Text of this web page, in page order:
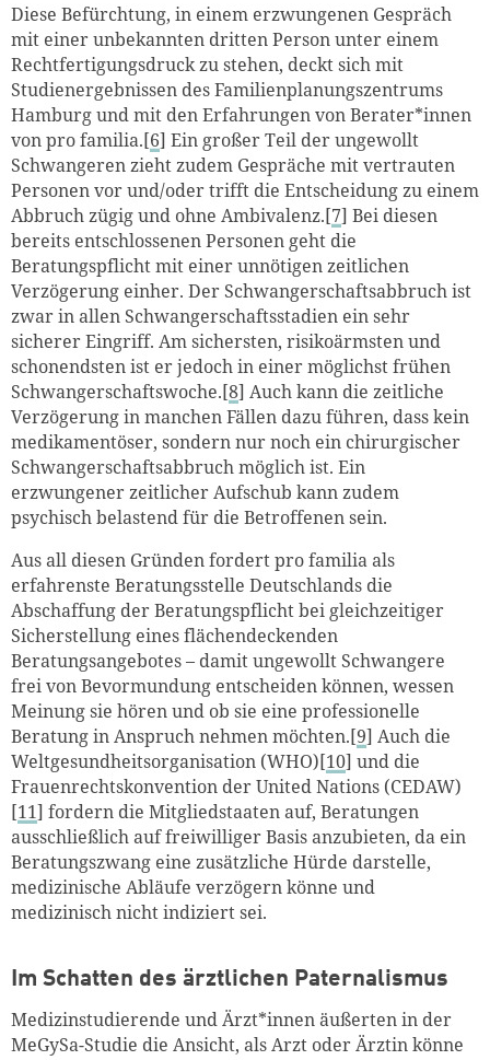
Diese Befürchtung, in einem erzwungenen Gespräch
mit einer unbekannten dritten Person unter einem
Rechtfertigungsdruck zu stehen, deckt sich mit
Studienergebnissen des Familienplanungszentrums
Hamburg und mit den Erfahrungen von Berater*innen
von pro familia.[6] Ein großer Teil der ungewollt
Schwangeren zieht zudem Gespräche mit vertrauten
Personen vor und/oder trifft die Entscheidung zu einem
Abbruch zügig und ohne Ambivalenz.[7] Bei diesen
bereits entschlossenen Personen geht die
Beratungspflicht mit einer unnötigen zeitlichen
Verzögerung einher. Der Schwangerschaftsabbruch ist
zwar in allen Schwangerschaftsstadien ein sehr
sicherer Eingriff. Am sichersten, risikoärmsten und
schonendsten ist er jedoch in einer möglichst frühen
Schwangerschaftswoche.[8] Auch kann die zeitliche
Verzögerung in manchen Fällen dazu führen, dass kein
medikamentöser, sondern nur noch ein chirurgischer
Schwangerschaftsabbruch möglich ist. Ein
erzwungener zeitlicher Aufschub kann zudem
psychisch belastend für die Betroffenen sein.
Aus all diesen Gründen fordert pro familia als
erfahrenste Beratungsstelle Deutschlands die
Abschaffung der Beratungspflicht bei gleichzeitiger
Sicherstellung eines flächendeckenden
Beratungsangebotes – damit ungewollt Schwangere
frei von Bevormundung entscheiden können, wessen
Meinung sie hören und ob sie eine professionelle
Beratung in Anspruch nehmen möchten.[9] Auch die
Weltgesundheitsorganisation (WHO)[10] und die
Frauenrechtskonvention der United Nations (CEDAW)
[11] fordern die Mitgliedstaaten auf, Beratungen
ausschließlich auf freiwilliger Basis anzubieten, da ein
Beratungszwang eine zusätzliche Hürde darstelle,
medizinische Abläufe verzögern könne und
medizinisch nicht indiziert sei.
Im Schatten des ärztlichen Paternalismus
Medizinstudierende und Ärzt*innen äußerten in der
MeGySa-Studie die Ansicht, als Arzt oder Ärztin könne